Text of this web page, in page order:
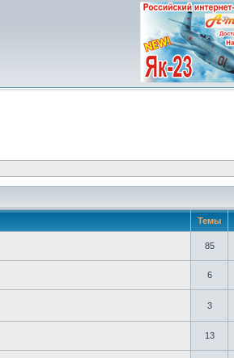
Темы
85
6
3
13